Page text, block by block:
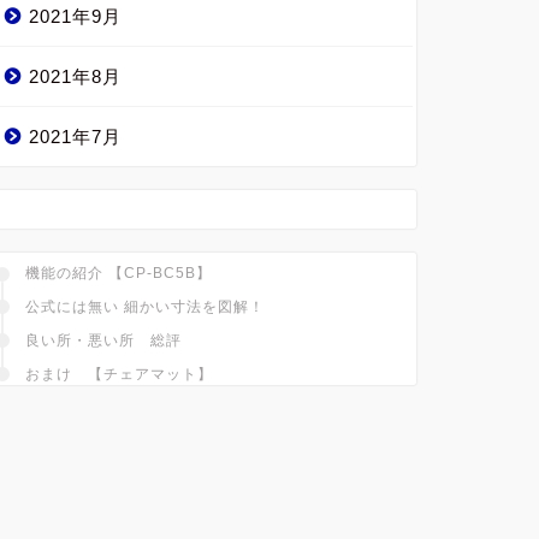
2021年9月
2021年8月
2021年7月
機能の紹介 【CP-BC5B】
公式には無い 細かい寸法を図解！
良い所・悪い所 総評
おまけ 【チェアマット】